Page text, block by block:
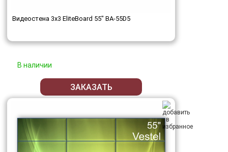
Видеостена 3x3 EliteBoard 55" BA-55D5
В наличии
ЗАКАЗАТЬ